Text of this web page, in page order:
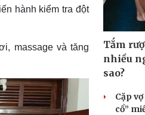
Doanh nhân
Du lịch
Săn Tour
check-in
hành kiểm tra đột
massage và tăng
Tắm
nhiều
sao?
Cặp
cổ”